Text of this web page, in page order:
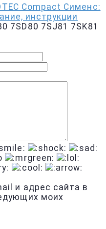
Compact Сименс:
инструкции
7SD80 7SJ81 7SK81
и адрес сайта в
моих